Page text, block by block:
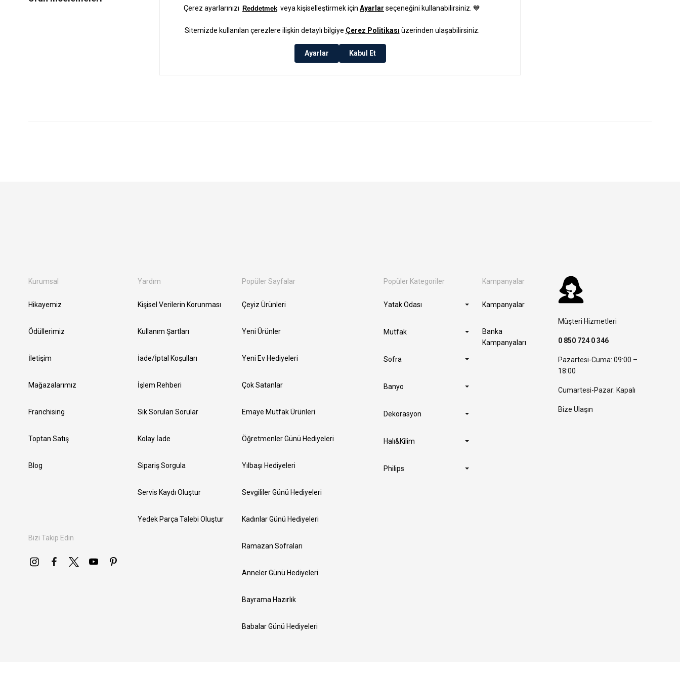
Kurumsal
Hikayemiz
Ödüllerimiz
İletişim
Mağazalarımız
Franchising
Toptan Satış
Blog
Bizi Takip Edin
Yardım
Kişisel Verilerin Korunması
Kullanım Şartları
İade/İptal Koşulları
İşlem Rehberi
Sık Sorulan Sorular
Kolay İade
Sipariş Sorgula
Servis Kaydı Oluştur
Yedek Parça Talebi Oluştur
Popüler Sayfalar
Çeyiz Ürünleri
Yeni Ürünler
Yeni Ev Hediyeleri
Çok Satanlar
Emaye Mutfak Ürünleri
Öğretmenler Günü Hediyeleri
Yılbaşı Hediyeleri
Sevgililer Günü Hediyeleri
Kadınlar Günü Hediyeleri
Ramazan Sofraları
Anneler Günü Hediyeleri
Bayrama Hazırlık
Babalar Günü Hediyeleri
Popüler Kategoriler
Yatak Odası
Mutfak
Sofra
Banyo
Dekorasyon
Halı&Kilim
Philips
Kampanyalar
Kampanyalar
Banka
Kampanyaları
Müşteri Hizmetleri
0 850 724 0 346
Pazartesi-Cuma: 09:00 –
18:00
Cumartesi-Pazar: Kapalı
Bize Ulaşın